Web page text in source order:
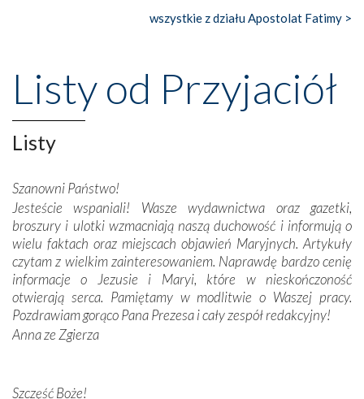
Nasze pielgrzymkowe wyprawy, których celem były
wznoszono na chwałę Bożą, na przykład – w podzięce za
Opatrznościową pomoc w wygranej bitwie o
niepodległość kraju. Zachwyt budziła potężna, a zarazem
misterna architektura tych monumentalnych dzieł,
wspaniałe zdobienia, dbałość ich twórców o detale,
budowniczych.
Podążyliśmy też śladami fatimskich wizjonerów – Łucji
dos Santos oraz świętych Hiacynty i Franciszka Marto.
Modliliśmy się przy ich grobach. Odprawiliśmy Drogę
Krzyżową w ich rodzinnych stronach, odwiedziliśmy
domy, w których żyli.
W miejscu objawień Matki Bożej zapaliliśmy świece
Podczas tej kilkudniowej wyprawy na każdym kroku
wszystkie z działu Apostolat Fatimy >
Listy od Przyjaciół
Listy
Szanowni Państwo!
Jesteście wspaniali! Wasze wydawnictwa oraz gazetki,
broszury i ulotki wzmacniają naszą duchowość i informują o
wielu faktach oraz miejscach objawień Maryjnych. Artykuły
czytam z wielkim zainteresowaniem. Naprawdę bardzo cenię
informacje o Jezusie i Maryi, które w nieskończoność
otwierają serca. Pamiętamy w modlitwie o Waszej pracy.
Pozdrawiam gorąco Pana Prezesa i cały zespół redakcyjny!
Anna ze Zgierza
Szczęść Boże!